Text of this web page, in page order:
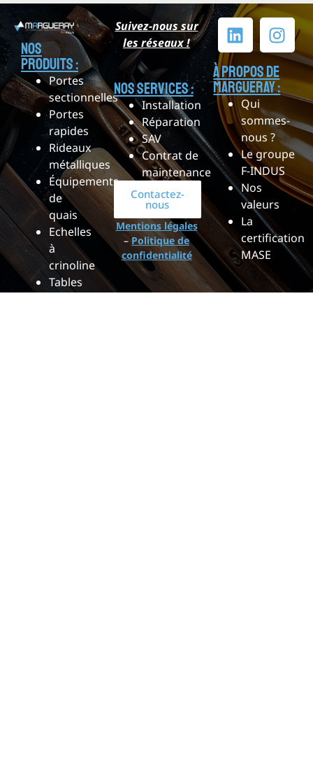
Nos
produits :
Portes
sectionnelles
Portes
rapides
Rideaux
métalliques
Équipements
de
quais
Echelles
à
crinoline
Tables
Suivez-nous sur
les réseaux !
Nos services :
Installation
Réparation
SAV
Contrat de
maintenance
Contactez-
nous
Mentions légales
–Politique de
confidentialité
à propos de
Margueray :
Qui
sommes-
nous ?
Le groupe
F-INDUS
Nos
valeurs
La
certification
MASE